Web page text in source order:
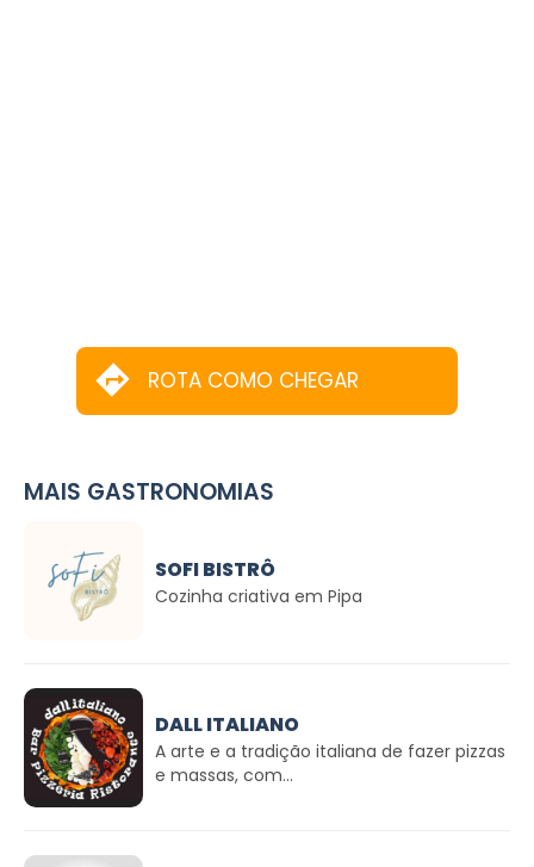
ROTA COMO CHEGAR
MAIS GASTRONOMIAS
SOFI BISTRÔ
Cozinha criativa em Pipa
DALL ITALIANO
A arte e a tradição italiana de fazer pizzas
e massas, com...